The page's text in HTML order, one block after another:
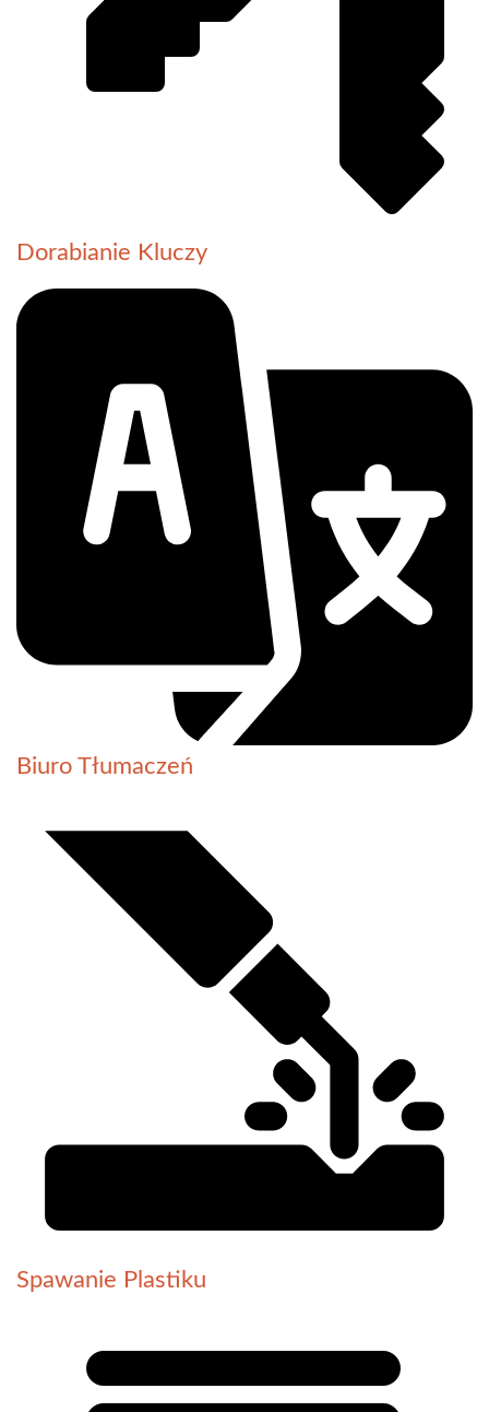
Dorabianie Kluczy
Biuro Tłumaczeń
Spawanie Plastiku